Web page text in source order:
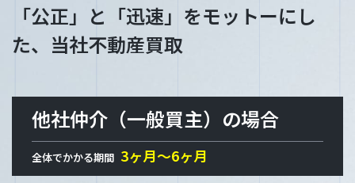
「公正」と「迅速」をモットーにし
た、当社不動産買取
他社仲介（一般買主）の場合
全体でかかる期間 3ヶ月〜6ヶ月